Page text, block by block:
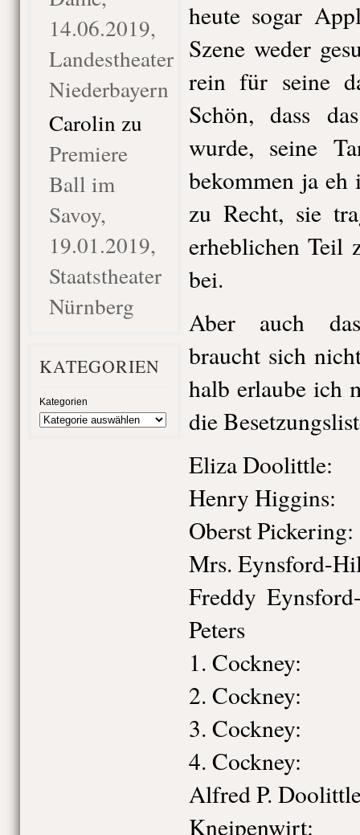
14.06.2019,
Landestheater
Niederbayern
Carolin zu
Premiere
Ball im
Savoy,
19.01.2019,
Staatstheater
Nürnberg
KATEGORIEN
Kategorien
heute sogar
Szene weder
rein für seine
Schön, dass
wurde, seine
bekommen ja
zu Recht, sie
erheblichen Teil
bei.
Aber auch
braucht sich
halb erlaube ich
die
Eliza
Henry
Oberst
Mrs.
Freddy
Peters
1. Cockney:
2. Cockney:
3. Cockney:
4. Cockney:
Alfred P.
Kneipenwirt: